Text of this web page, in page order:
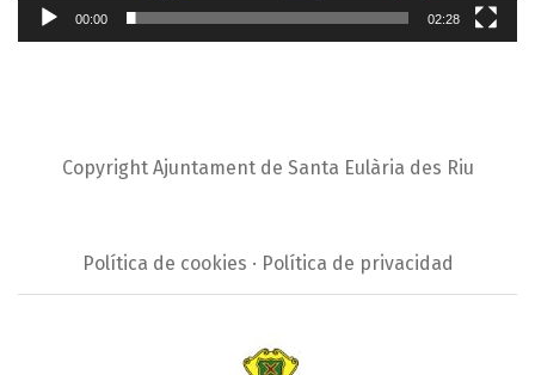
00:00 02:28
Copyright Ajuntament de Santa Eulària des Riu
Política de cookies · Política de privacidad